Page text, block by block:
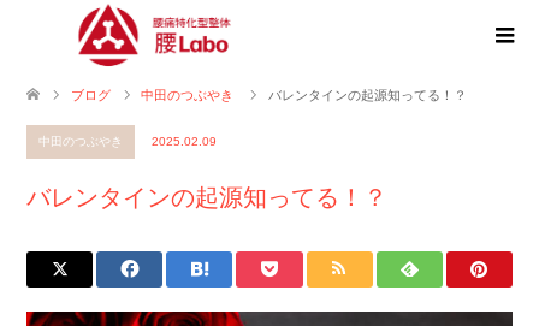
ブログ 中田のつぶやき バレンタインの起源知ってる！？
中田のつぶやき 2025.02.09
バレンタインの起源知ってる！？